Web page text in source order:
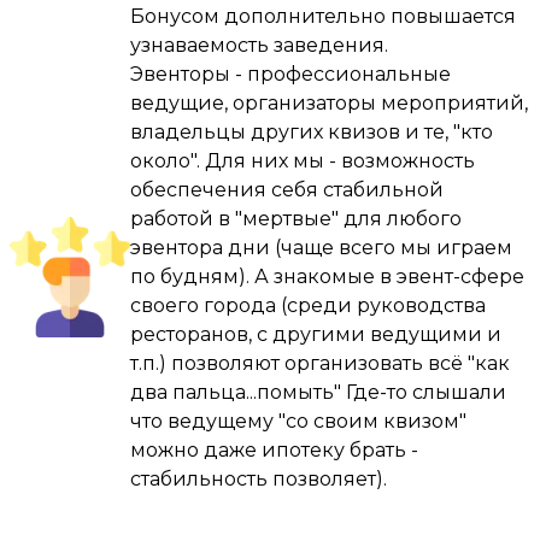
Благодаря Угадайке за 3 года я получил
невероятный организаторский опыт ,
раскачал в себе ведущего ( уже были игры
и мероприятия корпоративного формата ) ,
авто/квартиру/ипотеку не взял , но сделал
ремонт в «трешечке» под 100 квадратов и
заработал на путешествие мечты , а это в
наших реалиях очень и очень неплохо ,
надо сказать что это мой не основной
заработок , а по-настоящему любимое хобби
, я понял смысл фразы «Найди себе дело по
душе и тебе не придётся трудиться ни
одного дня в жизни.»
Дорогой друг ,от себя я пожелал бы тебе -
не боятся и пробовать , но если дела сразу
не пойдут в гору , не унывать и не опускать
Бонусом дополнительно повышается
узнаваемость заведения.
Эвенторы - профессиональные
ведущие, организаторы мероприятий,
владельцы других квизов и те, "кто
около". Для них мы - возможность
обеспечения себя стабильной
работой в "мертвые" для любого
эвентора дни (чаще всего мы играем
по будням). А знакомые в эвент-сфере
своего города (среди руководства
ресторанов, с другими ведущими и
т.п.) позволяют организовать всё "как
два пальца...помыть" Где-то слышали
что ведущему "со своим квизом"
можно даже ипотеку брать -
стабильность позволяет).